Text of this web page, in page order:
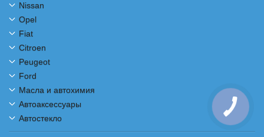
Nissan
Opel
Fiat
Citroen
Peugeot
Ford
Масла и автохимия
Автоаксессуары
Автостекло